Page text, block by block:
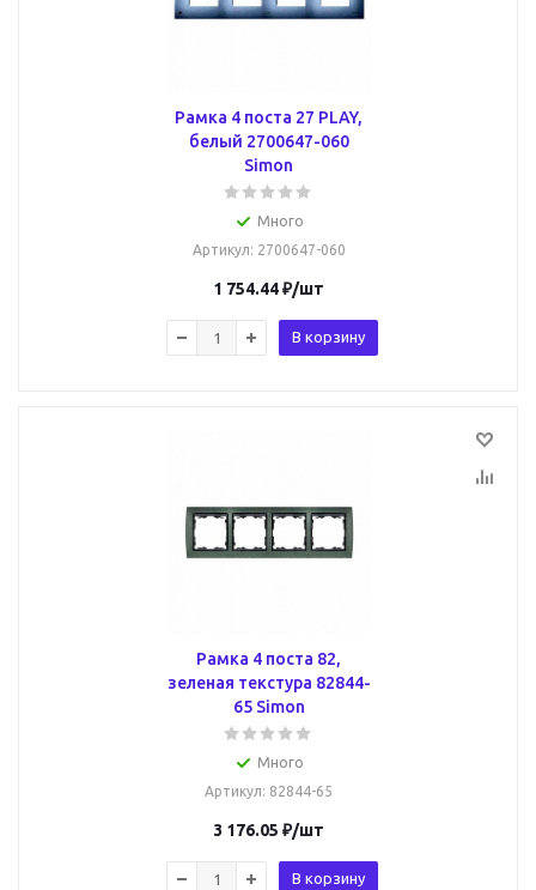
Рамка 4 поста 27 PLAY,
белый 2700647-060
Simon
Много
Артикул: 2700647-060
1 754.44₽/шт
В корзину
Рамка 4 поста 82,
зеленая текстура 82844-
65 Simon
Много
Артикул: 82844-65
3 176.05 ₽/шт
В корзину